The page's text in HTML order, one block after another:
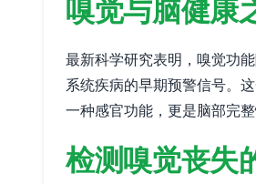
嗅觉与脑健康
最新科学研究表明，嗅觉功
系统疾病的早期预警信号。
一种感官功能，更是脑部完整
检测嗅觉丧失